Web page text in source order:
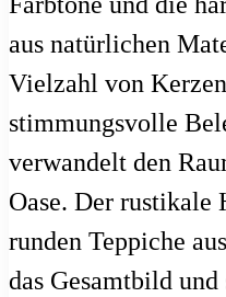
aus natürlichen
Vielzahl von
stimmungsvolle
verwandelt den
Oase. Der rustikale
runden Teppiche
das Gesamtbild